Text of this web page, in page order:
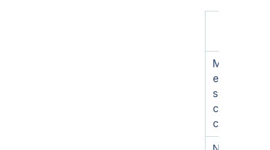
Monto
exacto
similar a un
cambio
común